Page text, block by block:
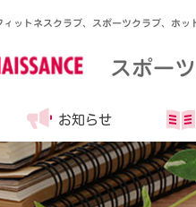
ットネスクラブ、スポーツクラブ、ホッ
スポー
お知らせ